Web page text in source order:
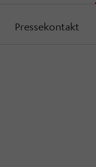
Pressekontakt